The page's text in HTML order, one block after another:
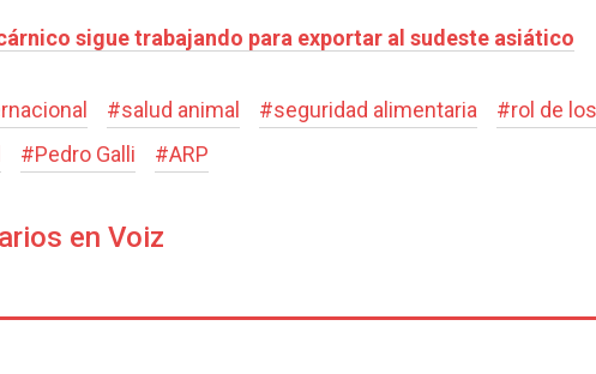
sigue trabajando para exportar al sudeste asiático
#salud animal #seguridad alimentaria #rol de
#Pedro Galli #ARP
en Voiz